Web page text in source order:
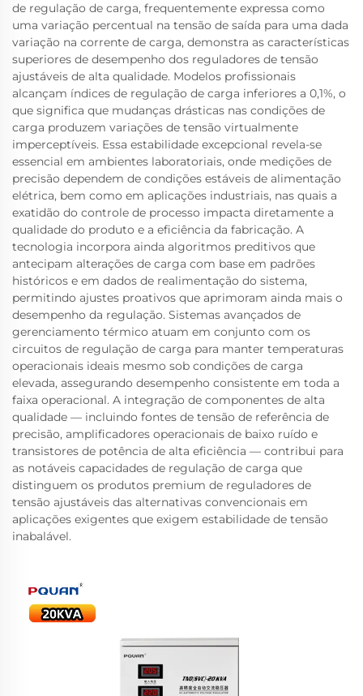
de regulação de carga, frequentemente expressa como
uma variação percentual na tensão de saída para uma dada
variação na corrente de carga, demonstra as características
superiores de desempenho dos reguladores de tensão
ajustáveis de alta qualidade. Modelos profissionais
alcançam índices de regulação de carga inferiores a 0,1%, o
que significa que mudanças drásticas nas condições de
carga produzem variações de tensão virtualmente
imperceptíveis. Essa estabilidade excepcional revela-se
essencial em ambientes laboratoriais, onde medições de
precisão dependem de condições estáveis de alimentação
elétrica, bem como em aplicações industriais, nas quais a
exatidão do controle de processo impacta diretamente a
qualidade do produto e a eficiência da fabricação. A
tecnologia incorpora ainda algoritmos preditivos que
antecipam alterações de carga com base em padrões
históricos e em dados de realimentação do sistema,
permitindo ajustes proativos que aprimoram ainda mais o
desempenho da regulação. Sistemas avançados de
gerenciamento térmico atuam em conjunto com os
circuitos de regulação de carga para manter temperaturas
operacionais ideais mesmo sob condições de carga
elevada, assegurando desempenho consistente em toda a
faixa operacional. A integração de componentes de alta
qualidade — incluindo fontes de tensão de referência de
precisão, amplificadores operacionais de baixo ruído e
transistores de potência de alta eficiência — contribui para
as notáveis capacidades de regulação de carga que
distinguem os produtos premium de reguladores de
tensão ajustáveis das alternativas convencionais em
aplicações exigentes que exigem estabilidade de tensão
inabalável.